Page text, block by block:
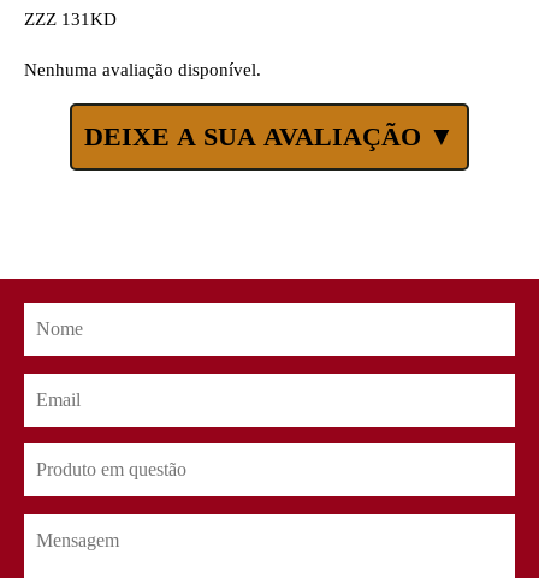
ZZZ 131KD
Nenhuma avaliação disponível.
DEIXE A SUA AVALIAÇÃO ▼